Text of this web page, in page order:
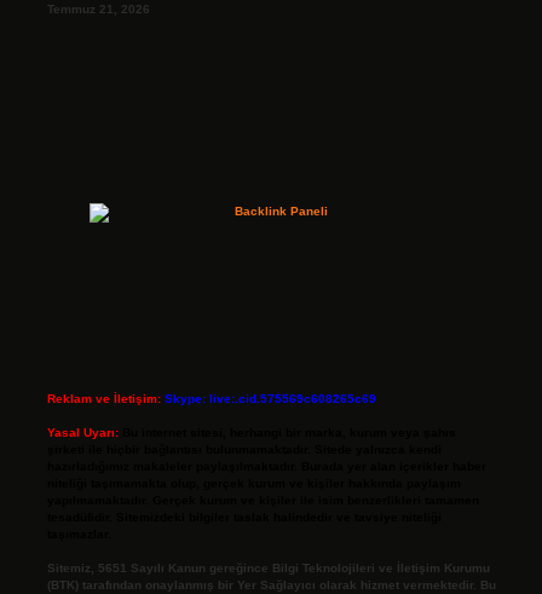
Temmuz 21, 2026
Reklam ve İletişim: Skype: live:.cid.575569c608265c69
Yasal Uyarı:
Sitemiz, 5651 Sayılı Kanun gereğince Bilgi Teknolojileri ve İletişim Kurumu
(BTK) tarafından onaylanmış bir Yer Sağlayıcı olarak hizmet vermektedir. Bu